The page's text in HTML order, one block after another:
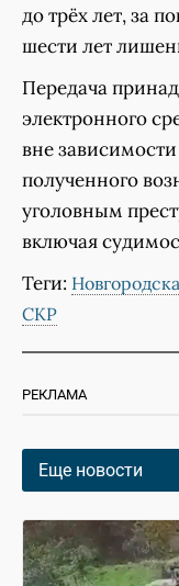
до трёх лет, за
шести лет
Передача
электронного
вне
полученного
уголовным
включая
Теги:
СКР
РЕКЛАМА
Еще новости